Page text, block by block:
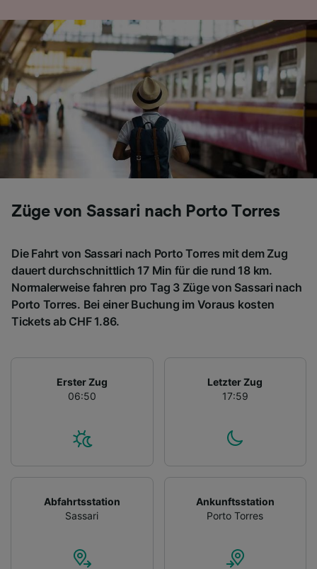
Züge von Sassari nach Porto Torres
Die Fahrt von Sassari nach Porto Torres mit dem Zug
dauert durchschnittlich 17 Min für die rund 18 km.
Normalerweise fahren pro Tag 3 Züge von Sassari nach
Porto Torres. Bei einer Buchung im Voraus kosten
Tickets ab CHF 1.86.
Erster Zug
06:50
Letzter Zug
17:59
Abfahrtsstation
Sassari
Ankunftsstation
Porto Torres
Verwendung genauer Standortdaten.
Endgeräteeigenschaften zur Identifikation
aktiv abfragen. Speichern von oder Zugriff auf
Informationen auf einem Endgerät.
Personalisierte Werbung und Inhalte, Messung
von Werbeleistung und der Performance von
Inhalten, Zielgruppenforschung sowie
Entwicklung und Verbesserung von
Angeboten.
Liste der Partner (Lieferanten)